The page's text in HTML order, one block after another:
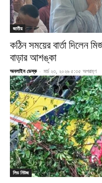
জাতীয়
কঠিন সময়ের বার্তা দিলেন
বাড়ার আশঙ্কা
অনলাইন ডেস্ক - মার্চ ২৩, ২০২৬ ৫:৩৫ অপরাহ্ণ
লিড নিউজ